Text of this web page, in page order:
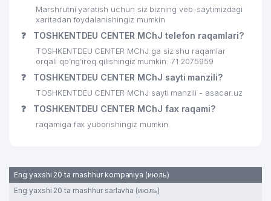
Marshrutni yaratish uchun siz bizning veb-saytimizdagi
xaritadan foydalanishingiz mumkin
❓ TOSHKENTDEU CENTER MChJ telefon raqamlari?
TOSHKENTDEU CENTER MChJ ga siz shu raqamlar
orqali qo’ng’iroq qilishingiz mumkin: 71 2075959
❓ TOSHKENTDEU CENTER MChJ sayti manzili?
TOSHKENTDEU CENTER MChJ sayti manzili - asacar.uz
❓ TOSHKENTDEU CENTER MChJ fax raqami?
raqamiga fax yuborishingiz mumkin.
Eng yaxshi 20 ta mashhur kompaniya (июль)
Eng yaxshi 20 ta mashhur sarlavha (июль)